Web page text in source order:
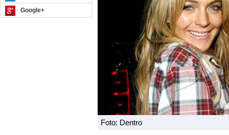
Google+
Foto: Dentro